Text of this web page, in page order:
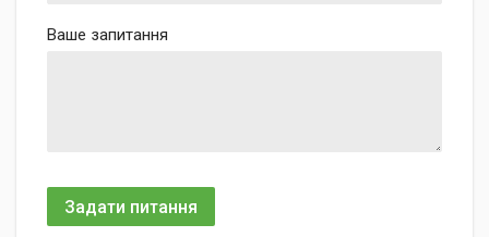
Ваше запитання
Задати питання